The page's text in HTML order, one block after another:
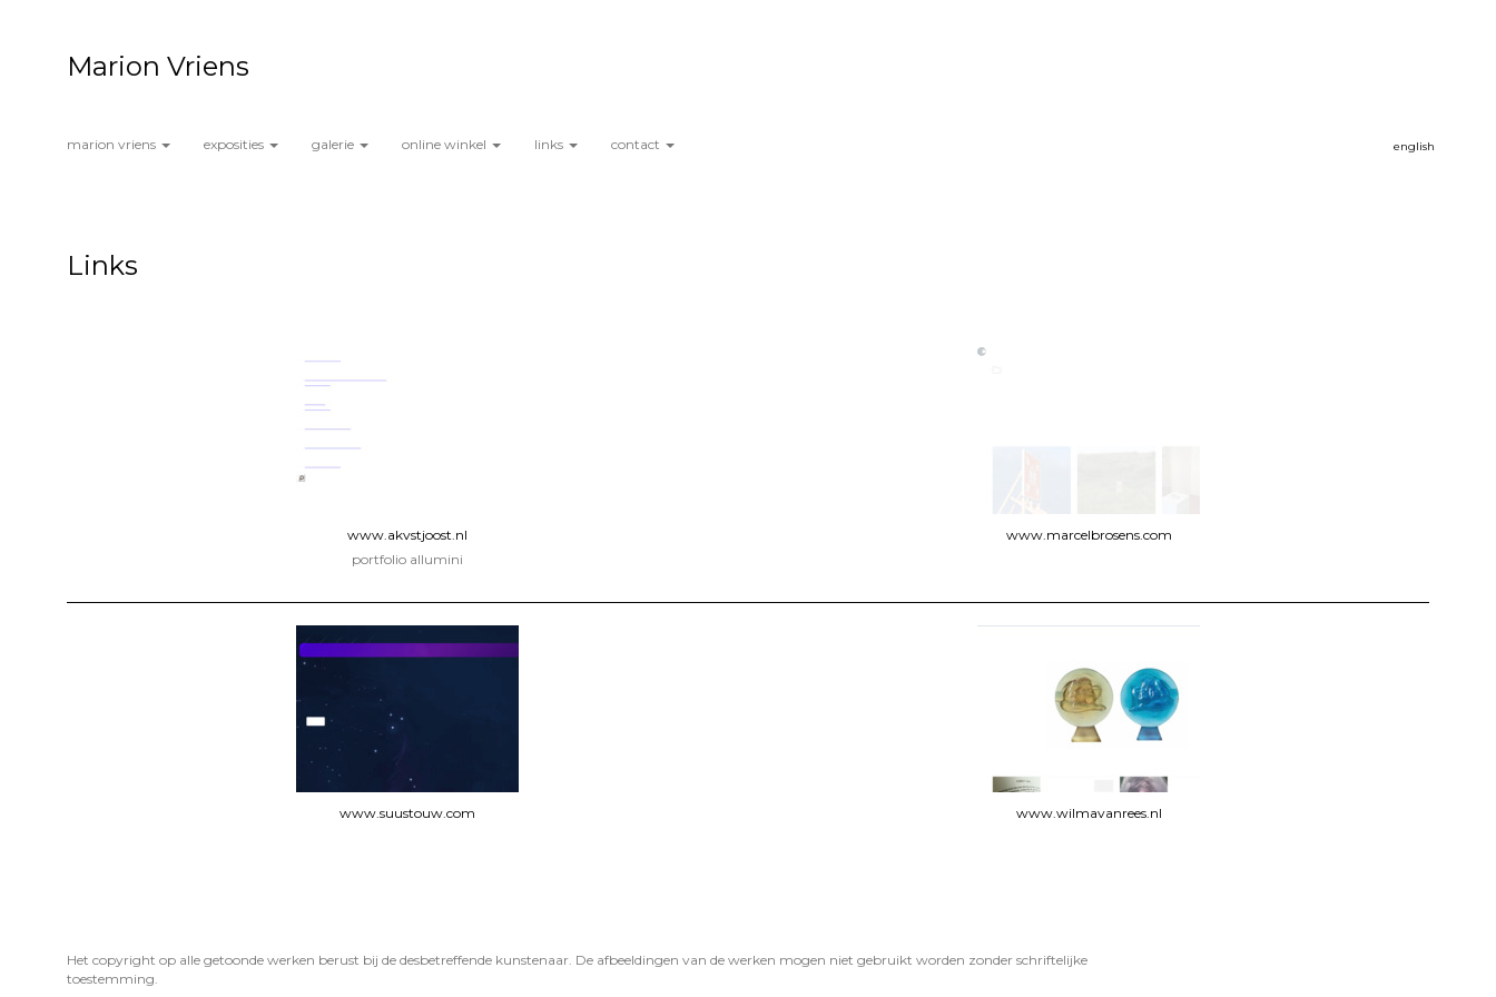
Marion Vriens
marion vriens exposities galerie online winkel links contact english
Links
www.akvstjoost.nl
portfolio allumini
www.marcelbrosens.com
www.suustouw.com www.wilmavanrees.nl
Het copyright op alle getoonde werken berust bij de desbetreffende kunstenaar. De afbeeldingen van de werken mogen niet gebruikt worden zonder schriftelijke
toestemming.